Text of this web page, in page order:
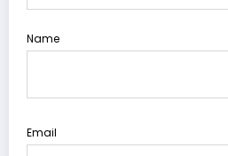
Name
Email